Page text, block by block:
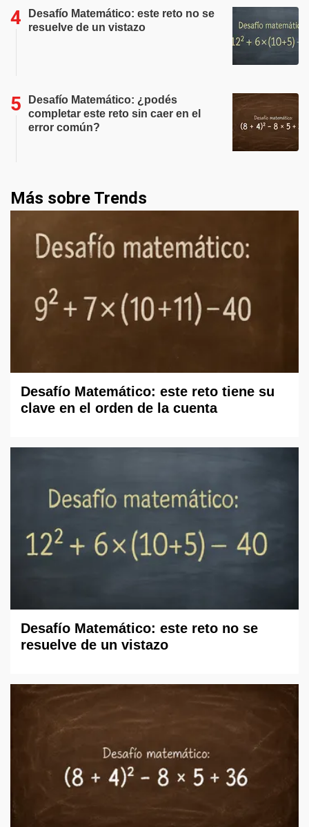
Desafío Matemático: este reto no se
resuelve de un vistazo
Desafío Matemático: ¿podés
completar este reto sin caer en el
error común?
Más sobre Trends
Desafío Matemático: este reto tiene su
clave en el orden de la cuenta
Desafío Matemático: este reto no se
resuelve de un vistazo